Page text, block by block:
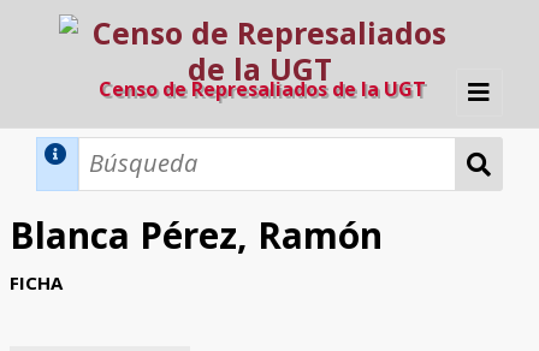
Censo de Represaliados de la UGT
Inicio
Búsqueda Dinámica
Búsqueda Avanzada
Blanca Pérez, Ramón
FICHA